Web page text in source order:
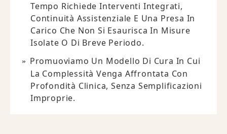
Tempo Richiede Interventi Integrati,
Continuità Assistenziale E Una Presa In
Carico Che Non Si Esaurisca In Misure
Isolate O Di Breve Periodo.
Promuoviamo Un Modello Di Cura In Cui
La Complessità Venga Affrontata Con
Profondità Clinica, Senza Semplificazioni
Improprie.